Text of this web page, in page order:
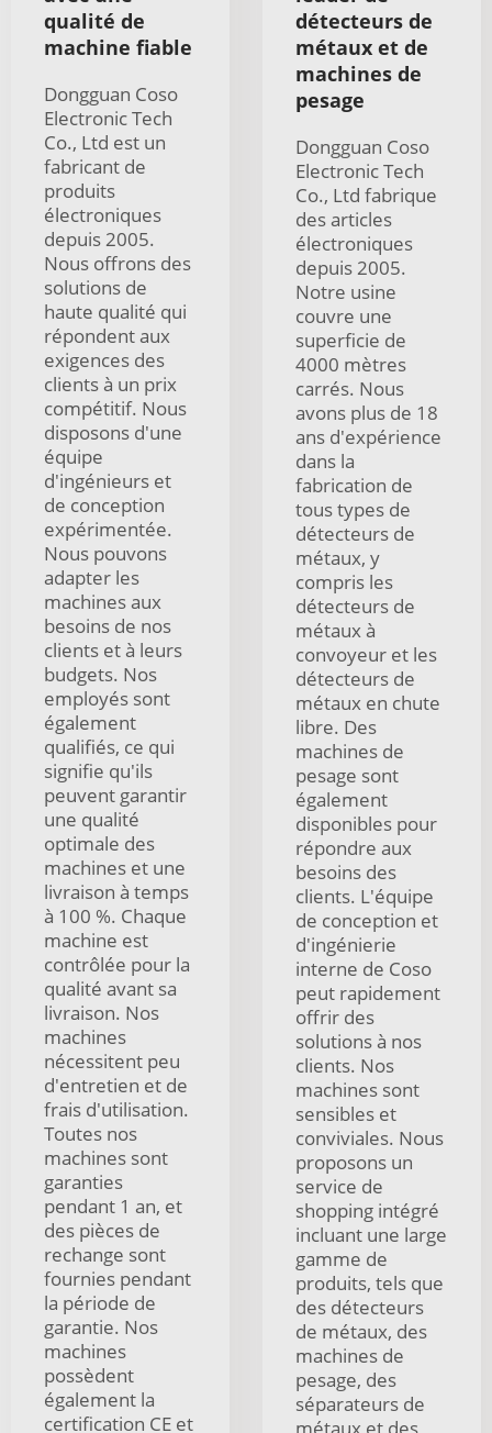
qualité de
machine fiable
Dongguan Coso
Electronic Tech
Co., Ltd est un
fabricant de
produits
électroniques
depuis 2005.
Nous offrons des
solutions de
haute qualité qui
répondent aux
exigences des
clients à un prix
compétitif. Nous
disposons d'une
équipe
d'ingénieurs et
de conception
expérimentée.
Nous pouvons
adapter les
machines aux
besoins de nos
clients et à leurs
budgets. Nos
employés sont
également
qualifiés, ce qui
signifie qu'ils
peuvent garantir
une qualité
optimale des
machines et une
livraison à temps
à 100 %. Chaque
machine est
contrôlée pour la
qualité avant sa
livraison. Nos
machines
nécessitent peu
d'entretien et de
frais d'utilisation.
Toutes nos
machines sont
garanties
pendant 1 an, et
des pièces de
rechange sont
fournies pendant
la période de
garantie. Nos
machines
possèdent
également la
certification CE et
détecteurs de
métaux et de
machines de
pesage
Dongguan Coso
Electronic Tech
Co., Ltd fabrique
des articles
électroniques
depuis 2005.
Notre usine
couvre une
superficie de
4000 mètres
carrés. Nous
avons plus de 18
ans d'expérience
dans la
fabrication de
tous types de
détecteurs de
métaux, y
compris les
détecteurs de
métaux à
convoyeur et les
détecteurs de
métaux en chute
libre. Des
machines de
pesage sont
également
disponibles pour
répondre aux
besoins des
clients. L'équipe
de conception et
d'ingénierie
interne de Coso
peut rapidement
offrir des
solutions à nos
clients. Nos
machines sont
sensibles et
conviviales. Nous
proposons un
service de
shopping intégré
incluant une large
gamme de
produits, tels que
des détecteurs
de métaux, des
machines de
pesage, des
séparateurs de